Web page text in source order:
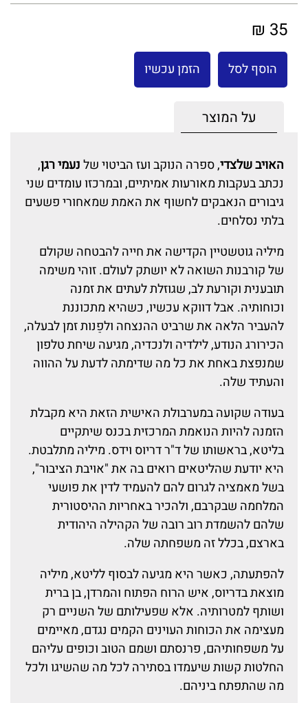
35 ₪
הוסף לסל הזמן עכשיו
על המוצר
האויב שלצדי, ספרה הנוקב ועז הביטוי שלנעמי רגן,
נכתב בעקבות מאורעות אמיתיים, ובמרכזו עומדים שני
גיבורים הנאבקים לחשוף את האמת שמאחורי פשעים
בלתי נסלחים.
מיליה גוטשטיין הקדישה את חייה להבטחה שקולם
של קורבנות השואה לא יושתק לעולם. זוהי משימה
תובענית וקורעת לב, שגוזלת לעתים את זמנה
וכוחותיה. אבל דווקא עכשיו, כשהיא מתכוננת
להעביר הלאה את שרביט ההנצחה ולפַנות זמן לבעלה,
הכירורג הנודע, לילדיה ולנכדיה, מגיעה שיחת טלפון
שמנפצת באחת את כל מה שדימתה לדעת על ההווה
והעתיד שלה.
בעודה שקועה במערבולת האישית הזאת היא מקבלת
הזמנה להיות הנואמת המרכזית בכנס שיתקיים
בליטא, בראשותו של ד"ר דריוס וידס. מיליה מתלבטת.
היא יודעת שהליטאים רואים בה את "אויבת הציבור",
בשל מאמציה לגרום להם להעמיד לדין את פושעי
המלחמה שבקרבם, ולהכיר באחריות ההיסטורית
שלהם להשמדת רוב רובה של הקהילה היהודית
בארצם, בכלל זה משפחתה שלה.
להפתעתה, כאשר היא מגיעה לבסוף לליטא, מיליה
מוצאת בדריוס, איש הרוח הפתוח והמרדן, בן ברית
ושותף למטרותיה. אלא שפעילותם של השניים רק
מעצימה את הכוחות העוינים הקמים נגדם, מאיימים
על משפחותיהם, פרנסתם ושמם הטוב וכופים עליהם
החלטות קשות שיעמדו בסתירה לכל מה שהשיגו ולכל
מה שהתפתח ביניהם.